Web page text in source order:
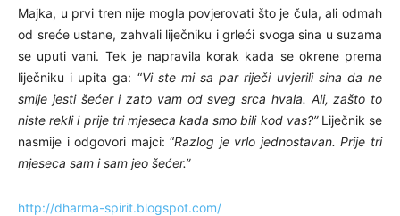
Majka, u prvi tren nije mogla povjerovati što je čula, ali odmah
od sreće ustane, zahvali liječniku i grleći svoga sina u suzama
se uputi vani. Tek je napravila korak kada se okrene prema
liječniku i upita ga: “Vi ste mi sa par riječi uvjerili sina da ne
smije jesti šećer i zato vam od sveg srca hvala. Ali, zašto to
niste rekli i prije tri mjeseca kada smo bili kod vas?”Liječnik se
nasmije i odgovori majci: “Razlog je vrlo jednostavan. Prije tri
mjeseca sam i sam jeo šećer.”
http://dharma-spirit.blogspot.com/